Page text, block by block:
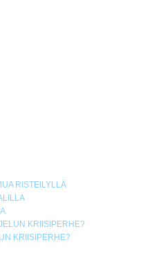
RISTEILYLLÄ
KRIISIPERHE?
KRIISIPERHE?